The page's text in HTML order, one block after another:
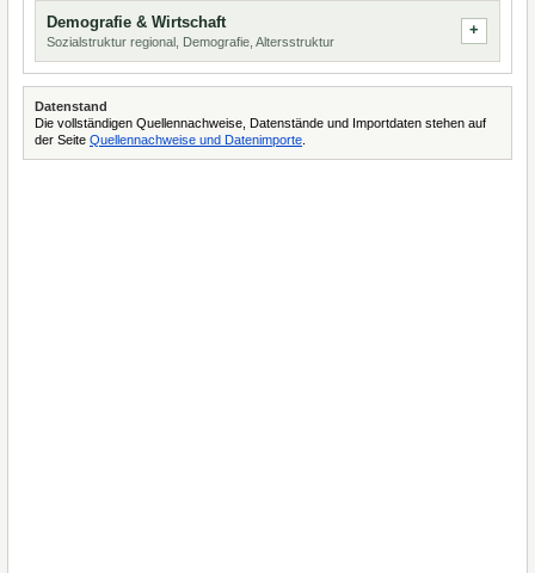
Demografie & Wirtschaft
Sozialstruktur regional, Demografie, Altersstruktur
Datenstand
Die vollständigen Quellennachweise, Datenstände und Importdaten stehen auf
der Seite Quellennachweise und Datenimporte